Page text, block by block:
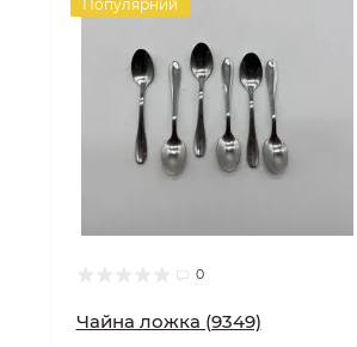
Популярний
0
Чайна ложка (9349)